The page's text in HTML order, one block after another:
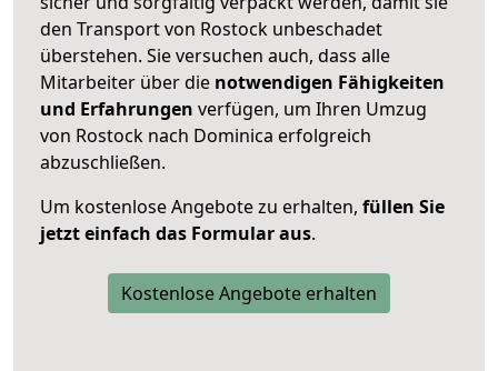
den Transport von Rostock unbeschadet
überstehen. Sie versuchen auch, dass alle
Mitarbeiter über die notwendigen Fähigkeiten
und Erfahrungen verfügen, um Ihren Umzug
von Rostock nach Dominica erfolgreich
abzuschließen.
Um kostenlose Angebote zu erhalten, füllen Sie
jetzt einfach das Formular aus.
Kostenlose Angebote erhalten